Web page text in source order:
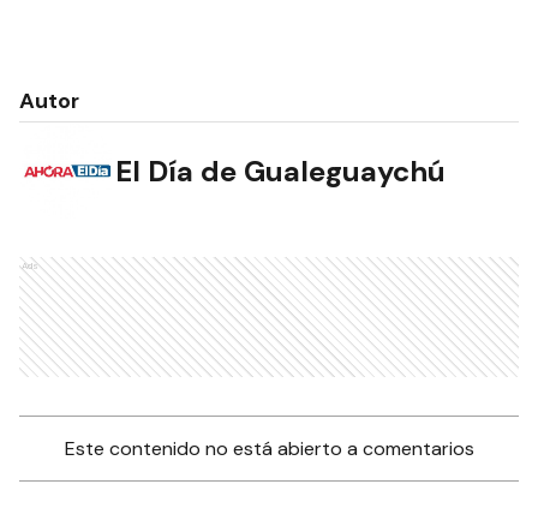
Autor
El Día de Gualeguaychú
Ads
Este contenido no está abierto a comentarios